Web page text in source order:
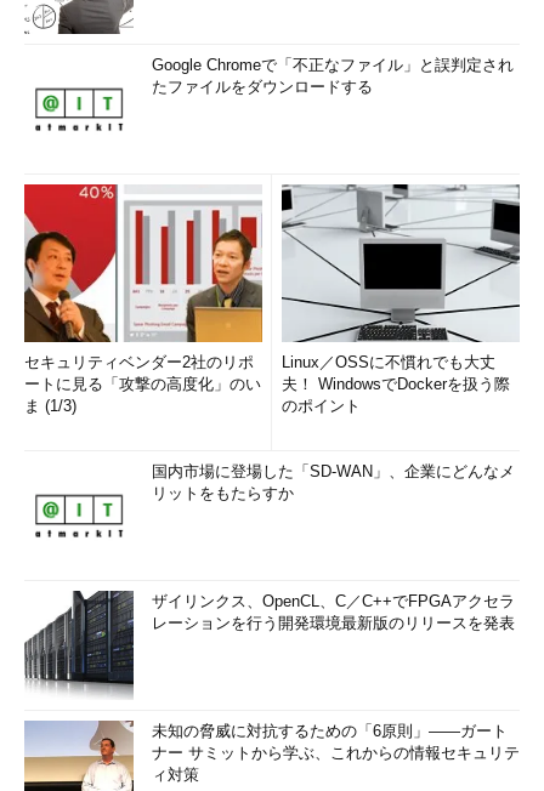
Google Chromeで「不正なファイル」と誤判定され
たファイルをダウンロードする
セキュリティベンダー2社のリポ
ートに見る「攻撃の高度化」のい
ま (1/3)
Linux／OSSに不慣れでも大丈
夫！ WindowsでDockerを扱う際
のポイント
国内市場に登場した「SD-WAN」、企業にどんなメ
リットをもたらすか
ザイリンクス、OpenCL、C／C++でFPGAアクセラ
レーションを行う開発環境最新版のリリースを発表
未知の脅威に対抗するための「6原則」――ガート
ナー サミットから学ぶ、これからの情報セキュリテ
ィ対策